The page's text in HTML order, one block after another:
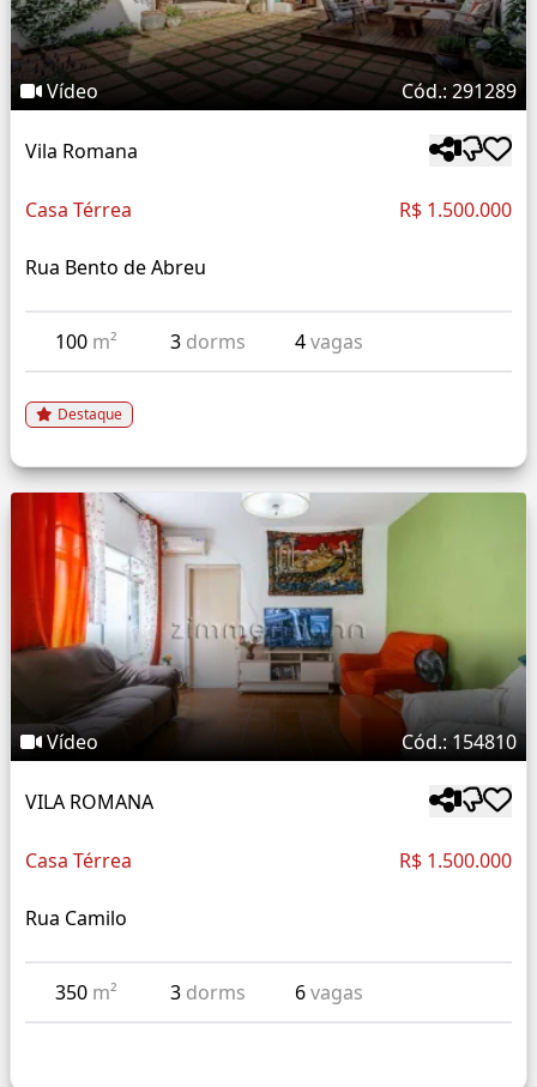
Vídeo Cód.: 291289
Vila Romana
Casa Térrea R$ 1.500.000
Rua Bento de Abreu
100 m² 3 dorms 4vagas
Destaque
Vídeo Cód.: 154810
VILA ROMANA
Casa Térrea R$ 1.500.000
Rua Camilo
350 m² 3 dorms 6vagas